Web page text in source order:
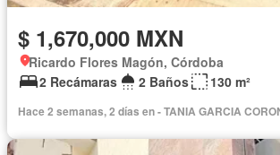
$ 1,670,000 MXN
Ricardo Flores Magón, Córdoba
2 Recámaras
2 Baños 130 m²
Hace 2 semanas, 2 días en - TANIA GARCIA